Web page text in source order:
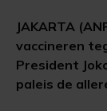
JAKARTA
vaccineren
President
paleis de